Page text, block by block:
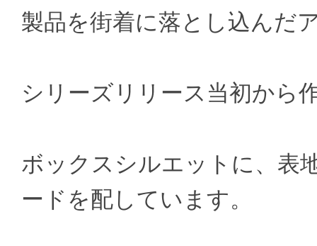
製品を街着に落とし込んだ
シリーズリリース当初から
ボックスシルエットに、表
ードを配しています。